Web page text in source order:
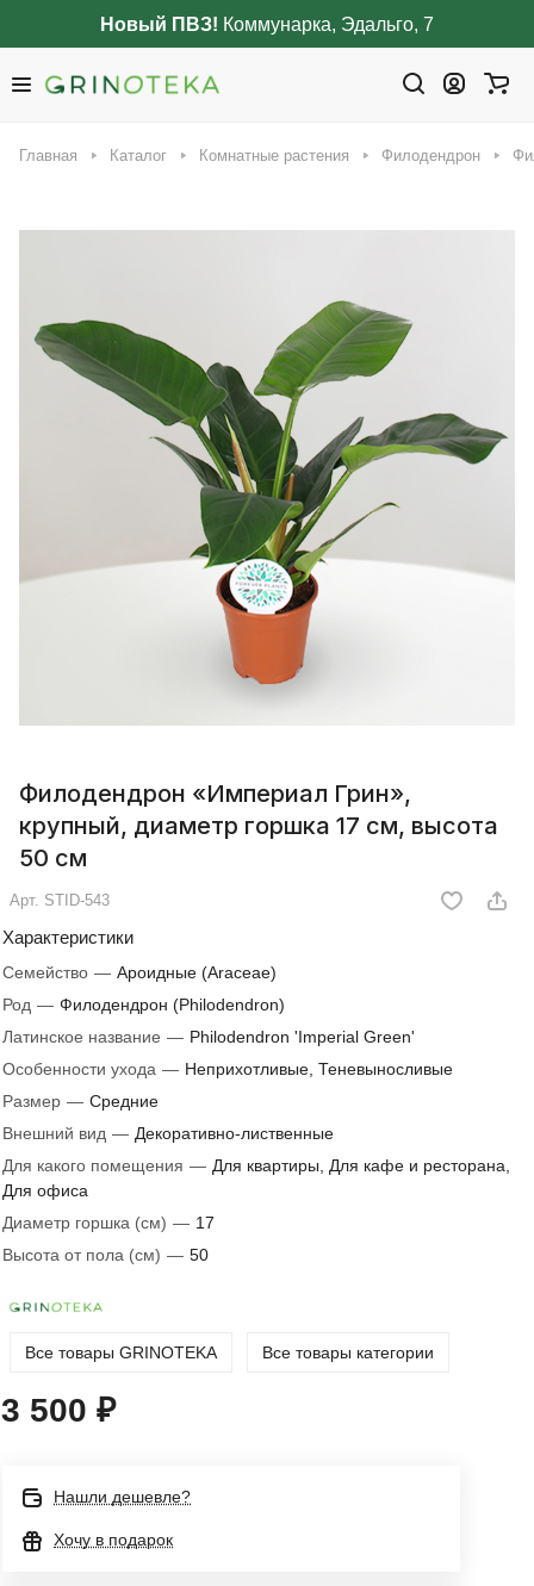
Новый ПВЗ! Коммунарка, Эдальго, 7
Главная Каталог Комнатные растения Филодендрон
Филодендрон «Империал Грин»,
крупный, диаметр горшка 17 см, высота
50 см
Арт. STID-543
Характеристики
Семейство — Ароидные (Araceae)
Род — Филодендрон (Philodendron)
Латинское название — Philodendron 'Imperial Green'
Особенности ухода — Неприхотливые, Теневыносливые
Размер — Средние
Внешний вид — Декоративно-лиственные
Для какого помещения — Для квартиры, Для кафе и ресторана,
Для офиса
Диаметр горшка (см) — 17
Высота от пола (см) — 50
Все товары GRINOTEKA Все товары категории
3 500 ₽
Нашли дешевле?
Хочу в подарок